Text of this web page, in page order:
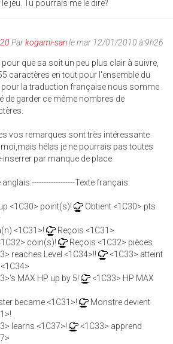
jeu. Tu pourrais me le dire?
Parkogami-sanle mar 12/01/2010 à 9h26
que sa soit un peu plus clair à suivre,
caractères en tout pour l'ensemble du
pour la traduction française nous somme
de garder ce même nombres de
vos remarques sont très intéressante
hélas je ne pourrais pas toutes
inserrer par manque de place
anglais:------------------Texte français:
<1C30> point(s)!
Obtient <1C30> pts
<1C31>!
Reçois <1C31>
coin(s)!
Reçois <1C32> pièces
reaches Level <1C34>!!
<1C33> atteint
<1C34>
MAX HP up by 5!
<1C33> HP MAX
became <1C31>!
Monstre devient
learns <1C37>!
<1C33> apprend